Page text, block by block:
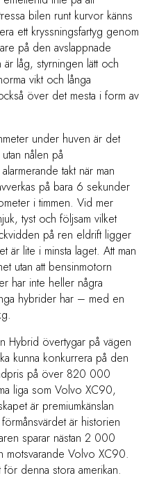
bilen runt kurvor känns
ett kryssningsfartyg genom
på den avslappnade
är låg, styrningen lätt och
vikt och långa
över det mesta i form av
under huven är det
nålen på
takt när man
på bara 6 sekunder
i timmen. Vid mer
tyst och följsam vilket
på ren eldrift ligger
är lite i minsta laget. Att man
utan att bensinmotorn
har inte heller några
hybrider har – med en
Hybrid övertygar på vägen
kunna konkurrera på den
på över 820 000
liga som Volvo XC90,
är premiumkänslan
är historien
sparar nästan 2 000
motsvarande Volvo XC90.
denna stora amerikan.